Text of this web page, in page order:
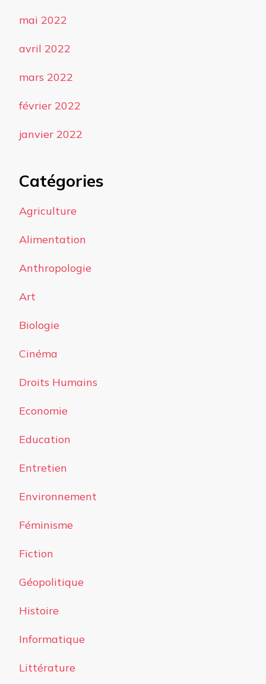
mai 2022
avril 2022
mars 2022
février 2022
janvier 2022
Catégories
Agriculture
Alimentation
Anthropologie
Art
Biologie
Cinéma
Droits Humains
Economie
Education
Entretien
Environnement
Féminisme
Fiction
Géopolitique
Histoire
Informatique
Littérature